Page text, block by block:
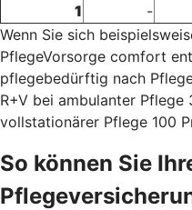
1
-
Wenn Sie sich
PflegeVorsorge comfort
pflegebedürftig nach
R+V bei ambulanter Pflege
vollstationärer Pflege 100
So können Sie